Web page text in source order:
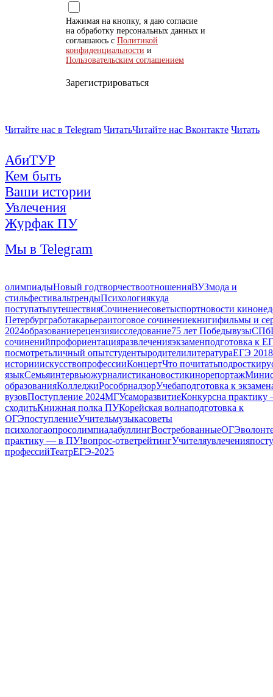
Нажимая на кнопку, я даю согласие
на обработку персональных данных и
соглашаюсь с Политикой
конфиденциальности и
Пользовательским соглашением
Зарегистрироваться
Читайте нас в Telegram ЧитатьЧитайте нас Вконтакте Читать
АбиТУР
Кем быть
Ваши истории
Увлечения
Журфак ПУ
Мы в Telegram
олимпиадыНовый годтворчествоотношенияВУЗмода и
стильфестивальтрендыПсихологиякуда
поступатьпутешествияСочинениесоветыспортновости
Петербургработакарьераитоговое сочинениекнигифильмы и
2024образованиерецензияисследование75 лет Победывузы
сочиненийпрофориентацияразвлеченияэкзаменподготовка к
посмотретьличный опытстудентыродителилитератураЕГЭ 2018
историиискусствопрофессииКонцертЧто почитатьподростки
языкСемьяинтервьюжурналистикановостикинорепортаж
образованияКолледжиРособрнадзорУчебаподготовка к
вузовПоступление 2024МГУсаморазвитиеКонкурсна
сходитьКнижная полка ПУКорейская волнаподготовка к
ОГЭпоступлениеУчительмузыкасоветы
психологаопросолимпиадабуллингВостребованныеОГЭ
практику — в ПУ!вопрос-ответрейтингУчителяувлечения
профессийТеатрЕГЭ-2025